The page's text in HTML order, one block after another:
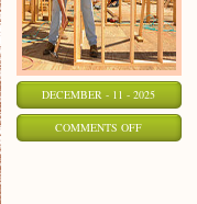
DECEMBER - 11 - 2025
COMMENTS OFFON